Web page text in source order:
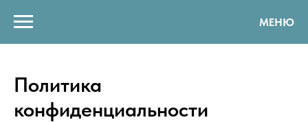
МЕНЮ
Политика
конфиденциальности